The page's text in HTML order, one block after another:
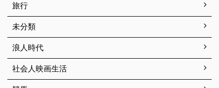
旅行
未分類
浪人時代
社会人映画生活